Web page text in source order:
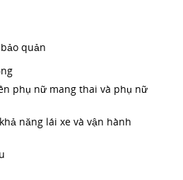
quản
phụ nữ mang thai và phụ nữ
năng lái xe và vận hành